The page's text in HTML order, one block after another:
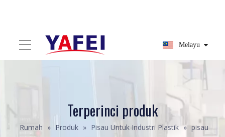
Pisau Untuk Industri Plastik
pisau
untuk industri pelet » Memotong Pisau Pelet Masterbatch
Plastik